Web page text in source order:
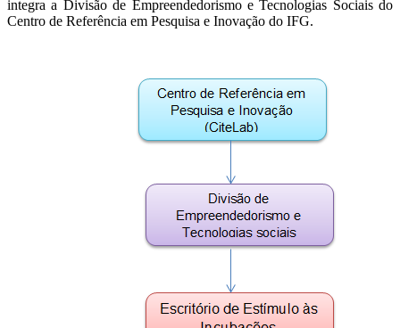
integra a Divisão de Empreendedorismo e Tecnologias Sociais do
Centro de Referência em Pesquisa e Inovação do IFG.